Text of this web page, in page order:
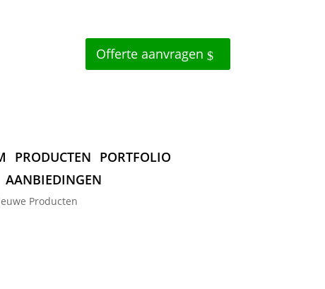
Offerte aanvragen
PRODUCTEN PORTFOLIO
AANBIEDINGEN
Producten